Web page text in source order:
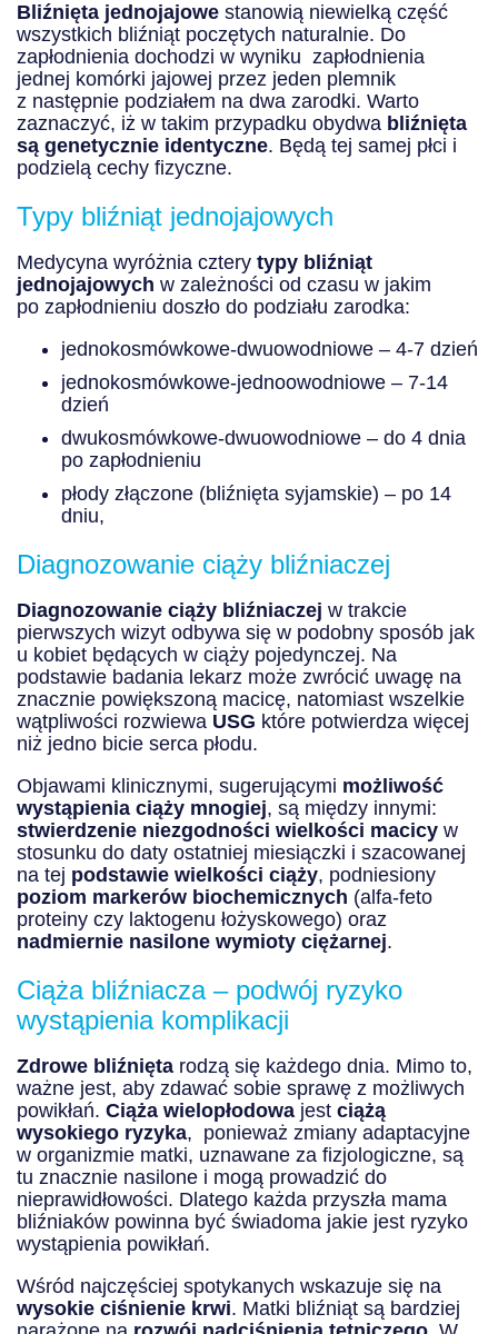
Bliźnięta jednojajowe stanowią niewielką część
wszystkich bliźniąt poczętych naturalnie. Do
zapłodnienia dochodzi w wyniku zapłodnienia
jednej komórki jajowej przez jeden plemnik
z następnie podziałem na dwa zarodki. Warto
zaznaczyć, iż w takim przypadku obydwa bliźnięta
są genetycznie identyczne. Będą tej samej płci i
podzielą cechy fizyczne.
Typy bliźniąt jednojajowych
Medycyna wyróżnia cztery typy bliźniąt
jednojajowych w zależności od czasu w jakim
po zapłodnieniu doszło do podziału zarodka:
jednokosmówkowe-dwuowodniowe – 4-7 dzień
jednokosmówkowe-jednoowodniowe – 7-14
dzień
dwukosmówkowe-dwuowodniowe – do 4 dnia
po zapłodnieniu
płody złączone (bliźnięta syjamskie) – po 14
dniu,
Diagnozowanie ciąży bliźniaczej
Diagnozowanie ciąży bliźniaczej w trakcie
pierwszych wizyt odbywa się w podobny sposób jak
u kobiet będących w ciąży pojedynczej. Na
podstawie badania lekarz może zwrócić uwagę na
znacznie powiększoną macicę, natomiast wszelkie
wątpliwości rozwiewa USG które potwierdza więcej
niż jedno bicie serca płodu.
Objawami klinicznymi, sugerującymi możliwość
wystąpienia ciąży mnogiej, są między innymi:
stwierdzenie niezgodności wielkości macicy w
stosunku do daty ostatniej miesiączki i szacowanej
na tej podstawie wielkości ciąży, podniesiony
poziom markerów biochemicznych (alfa-feto
proteiny czy laktogenu łożyskowego) oraz
nadmiernie nasilone wymioty ciężarnej.
Ciąża bliźniacza – podwój ryzyko
wystąpienia komplikacji
Zdrowe bliźnięta rodzą się każdego dnia. Mimo to,
ważne jest, aby zdawać sobie sprawę z możliwych
powikłań. Ciąża wielopłodowa jest ciążą
wysokiego ryzyka, ponieważ zmiany adaptacyjne
w organizmie matki, uznawane za fizjologiczne, są
tu znacznie nasilone i mogą prowadzić do
nieprawidłowości. Dlatego każda przyszła mama
bliźniaków powinna być świadoma jakie jest ryzyko
wystąpienia powikłań.
Wśród najczęściej spotykanych wskazuje się na
wysokie ciśnienie krwi. Matki bliźniąt są bardziej